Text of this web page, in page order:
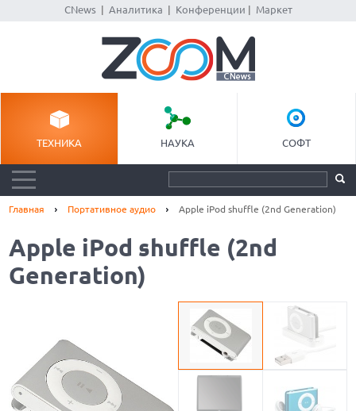
CNews| Аналитика Конференции Маркет
ТЕХНИКА НАУКА СОФТ
Главная Портативное аудио Apple iPod shuffle (2nd Generation)
Apple iPod shuffle (2nd
Generation)